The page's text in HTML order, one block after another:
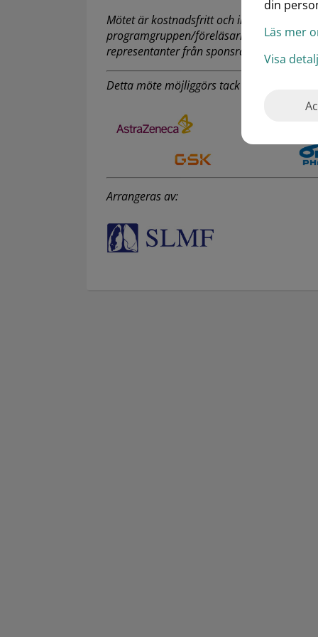
Mötet är kostnadsfritt och innehållet i
programgruppen/föreläsarna. Endast
representanter från sponsrande företag
Detta möte möjliggörs tack vare följande
Arrangeras av:
din
Läs mer
Visa